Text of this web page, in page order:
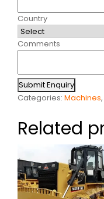
Country
Comments
Submit Enquiry
Categories: Machines,
Related